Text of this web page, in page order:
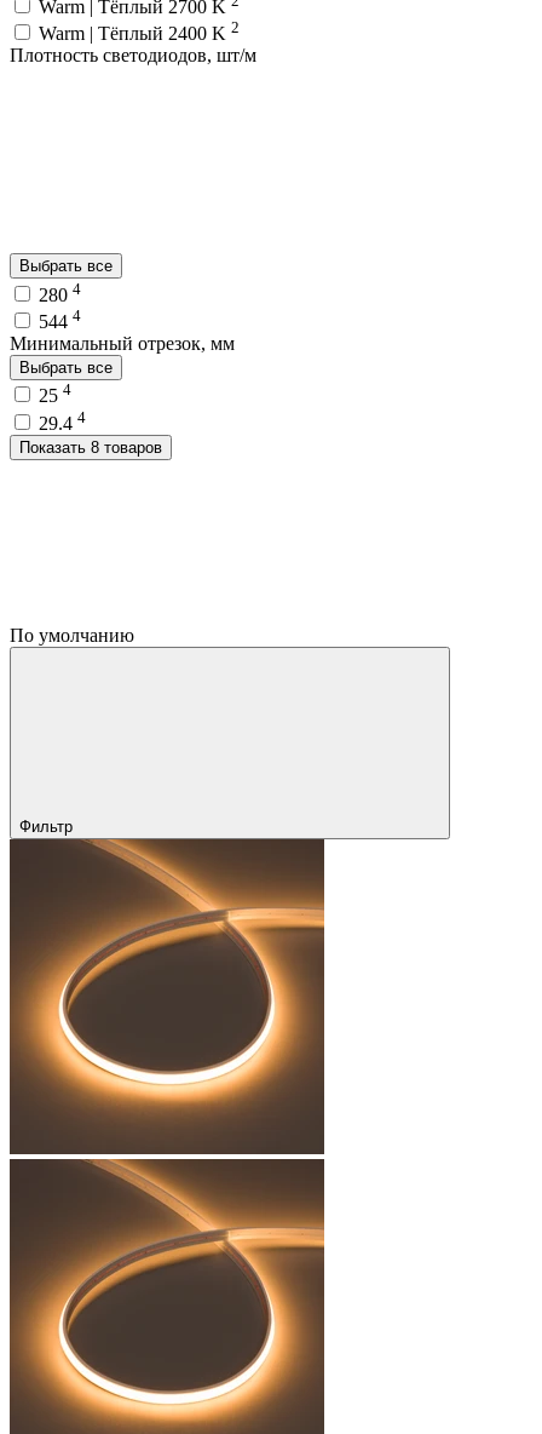
Warm | Тёплый 2700 K
Warm | Тёплый 2400 K 2
Плотность светодиодов, шт/м
Выбрать все
280 4
544 4
Минимальный отрезок, мм
Выбрать все
25 4
29.4 4
Показать 8 товаров
По умолчанию
Фильтр